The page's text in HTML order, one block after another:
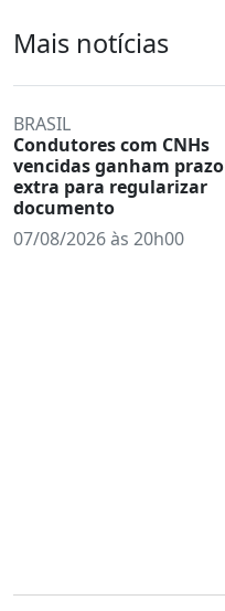
Mais notícias
BRASIL
Condutores com CNHs
vencidas ganham prazo
extra para regularizar
documento
07/08/2026 às 20h00